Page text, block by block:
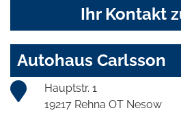
Ihr Kontakt
Autohaus Carlsson
Hauptstr. 1
19217 Rehna OT Nesow